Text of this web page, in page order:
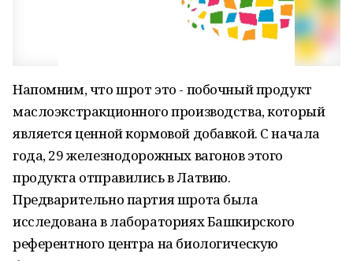
Напомним, что шрот это - побочный продукт
маслоэкстракционного производства, который
является ценной кормовой добавкой. С начала
года, 29 железнодорожных вагонов этого
продукта отправились в Латвию.
Предварительно партия шрота была
исследована в лабораториях Башкирского
референтного центра на биологическую